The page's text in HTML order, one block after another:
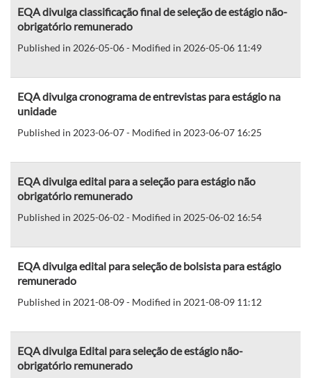
EQA divulga classificação final de seleção de estágio não-
obrigatório remunerado
Published in 2026-05-06 - Modified in 2026-05-06 11:49
EQA divulga cronograma de entrevistas para estágio na
unidade
Published in 2023-06-07 - Modified in 2023-06-07 16:25
EQA divulga edital para a seleção para estágio não
obrigatório remunerado
Published in 2025-06-02 - Modified in 2025-06-02 16:54
EQA divulga edital para seleção de bolsista para estágio
remunerado
Published in 2021-08-09 - Modified in 2021-08-09 11:12
EQA divulga Edital para seleção de estágio não-
obrigatório remunerado